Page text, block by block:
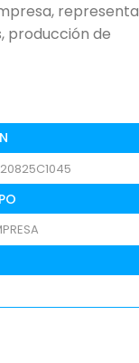
representa
producción de